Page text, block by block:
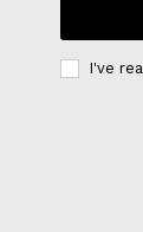
I've